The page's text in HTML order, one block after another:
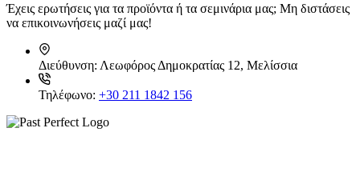
Έχεις ερωτήσεις για τα προϊόντα ή τα σεμινάρια μας; Μη διστάσεις
να επικοινωνήσεις μαζί μας!
Διεύθυνση: Λεωφόρος Δημοκρατίας 12, Μελίσσια
Τηλέφωνο: +30 211 1842 156